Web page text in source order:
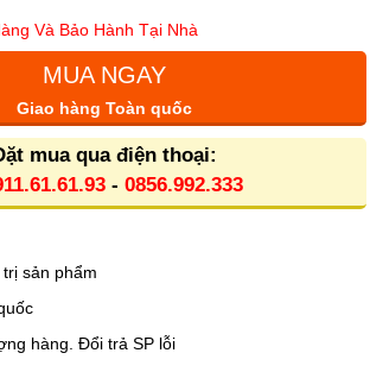
Và Bảo Hành Tại Nhà
MUA NGAY
Giao hàng Toàn quốc
mua qua điện thoại:
- 0856.992.333
sản phẩm
hàng. Đổi trả SP lỗi